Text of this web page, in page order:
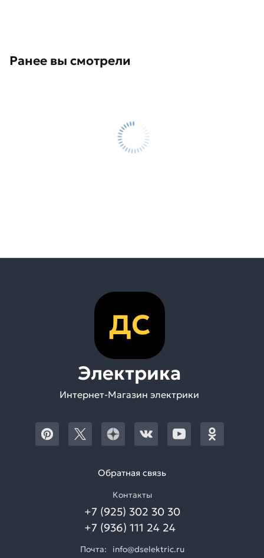
Ранее вы смотрели
ДС
Электрика
Интернет-Магазин электрики
Обратная связь
Контакты
+7 (925) 302 30 30
+7 (936) 111 24 24
Почта:
info@dselektric.ru